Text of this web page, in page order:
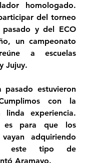
homologado.
del torneo
y del ECO
un campeonato
a escuelas
Jujuy.
pasado estuvieron
con la
experiencia.
es para que los
adquiriendo
este tipo de
Aramayo.